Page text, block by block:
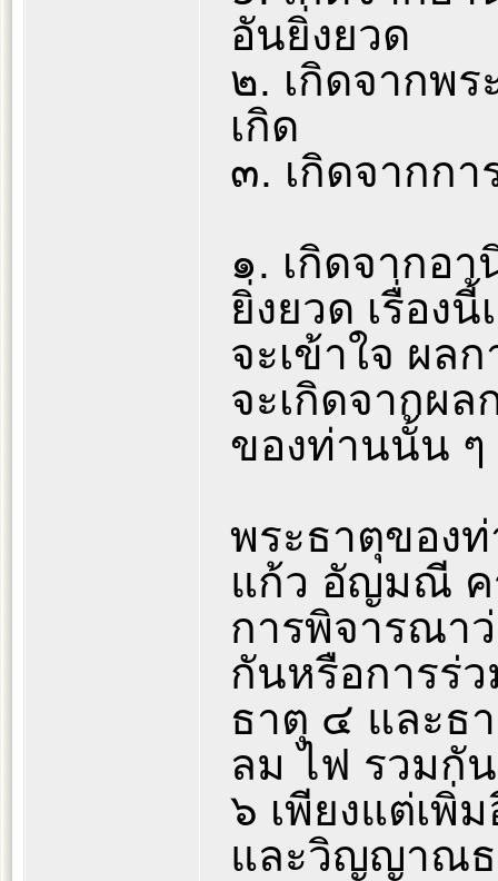
อันยิ่งยวด
๒. เกิดจากพ
เกิด
๓. เกิดจากก
๑. เกิดจากอ
ยิ่งยวด เรื่อง
จะเข้าใจ ผล
จะเกิดจากผ
ของท่านนั้น ๆ
พระธาตุของ
แก้ว อัญมณี ค
การพิจารณา
กันหรือการร่
ธาตุ ๔ และธ
ลม ไฟ รวมกั
๖ เพียงแต่เพิ่
และวิญญาณธ